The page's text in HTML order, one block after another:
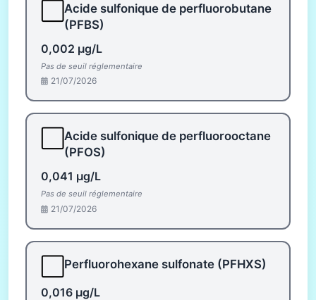
Acide sulfonique de perfluorobutane
(PFBS)
0,002 µg/L
Pas de seuil réglementaire
21/07/2026
Acide sulfonique de perfluorooctane
(PFOS)
0,041 µg/L
Pas de seuil réglementaire
21/07/2026
Perfluorohexane sulfonate (PFHXS)
0,016 µg/L